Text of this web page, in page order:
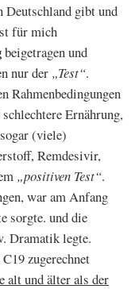
Deutschland gibt und
für mich
beigetragen und
nur der „Test“.
Rahmenbedingungen
Ernährung,
(viele)
Remdesivir,
„positiven Test“.
war am Anfang
sorgte. und die
Dramatik legte.
zugerechnet
alt und älter als der